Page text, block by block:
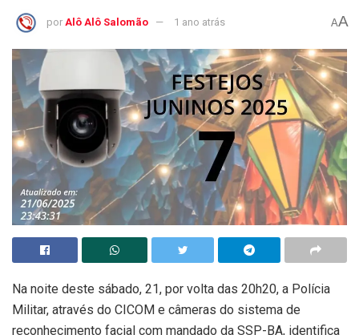
por Alô Alô Salomão 1 ano atrás AA
Na noite deste sábado, 21, por volta das 20h20, a Polícia
Militar, através do CICOM e câmeras do sistema de
reconhecimento facial com mandado da SSP-BA, identifica